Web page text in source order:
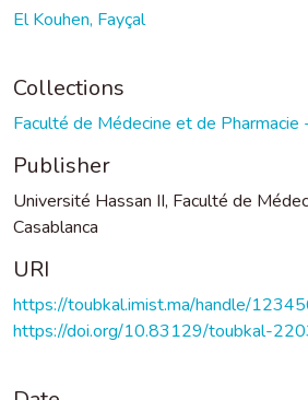
El Kouhen, Fayçal
Collections
Faculté de Médecine et de Pharmacie
Publisher
Université Hassan II, Faculté de
Casablanca
URI
https://toubkal.imist.ma/handle/
https://doi.org/10.83129/toubkal-